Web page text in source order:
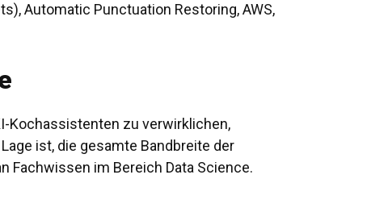
Automatic Punctuation Restoring, AWS,
Kochassistenten zu verwirklichen,
ist, die gesamte Bandbreite der
Fachwissen im Bereich Data Science.